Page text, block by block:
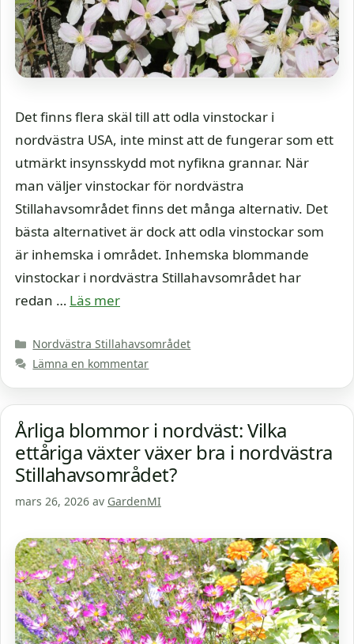
Det finns flera skäl till att odla vinstockar i
nordvästra USA, inte minst att de fungerar som ett
utmärkt insynsskydd mot nyfikna grannar. När
man väljer vinstockar för nordvästra
Stillahavsområdet finns det många alternativ. Det
bästa alternativet är dock att odla vinstockar som
är inhemska i området. Inhemska blommande
vinstockar i nordvästra Stillahavsområdet har
redan … Läs mer
Kategorier
Nordvästra Stillahavsområdet
Lämna en kommentar
Årliga blommor i nordväst: Vilka
ettåriga växter växer bra i nordvästra
Stillahavsområdet?
mars 26, 2026 av GardenMI